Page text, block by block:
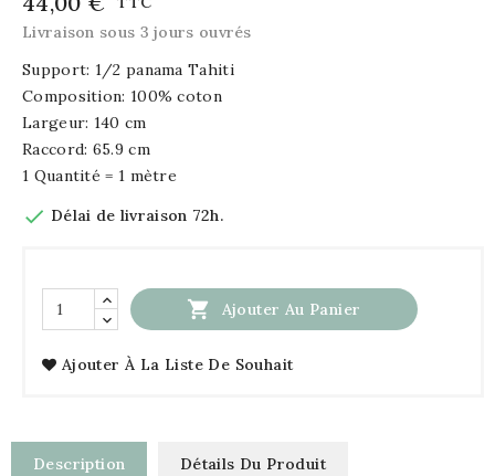
Livraison sous 3 jours ouvrés
Support: 1/2 panama Tahiti
Composition: 100% coton
Largeur: 140 cm
Raccord: 65.9 cm
1 Quantité = 1 mètre
 Délai de livraison 72h.
 Ajouter Au Panier
Ajouter À La Liste De Souhait
Description Détails Du Produit